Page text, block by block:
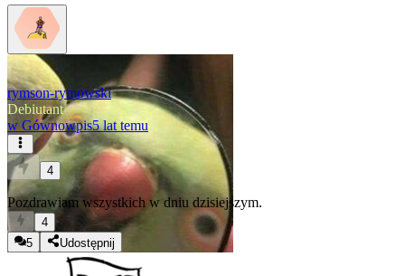
rymson-rymowski
Debiutant
w Gównowpis5 lat temu
4
Pozdrawiam wszystkich w dniu dzisiejszym.
4
5
Udostępnij